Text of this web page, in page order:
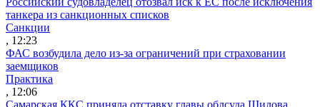
танкера из санкционных списков
Санкции
, 12:23
ФАС возбудила дело из-за ограничений при страховании
заемщиков
Практика
, 12:06
Самарская ККС приняла отставку главы облсуда Шилова